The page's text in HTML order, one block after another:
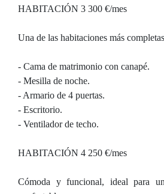
HABITACIÓN 3 300 €/mes
Una de las habitaciones más
- Cama de matrimonio con canapé.
- Mesilla de noche.
- Armario de 4 puertas.
- Escritorio.
- Ventilador de techo.
HABITACIÓN 4 250 €/mes
Cómoda y funcional, ideal para